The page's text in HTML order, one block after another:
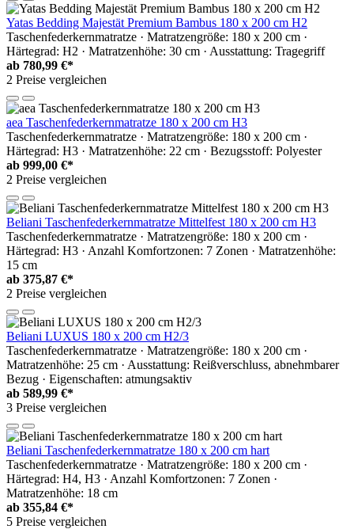
Yatas Bedding Majestät Premium Bambus 180 x 200 cm H2
Taschenfederkernmatratze · Matratzengröße: 180 x 200 cm ·
Härtegrad: H2 · Matratzenhöhe: 30 cm · Ausstattung: Tragegriff
ab 780,99 €*
2 Preise vergleichen
aea Taschenfederkernmatratze 180 x 200 cm H3
Taschenfederkernmatratze · Matratzengröße: 180 x 200 cm ·
Härtegrad: H3 · Matratzenhöhe: 22 cm · Bezugsstoff: Polyester
ab 999,00 €*
2 Preise vergleichen
Beliani Taschenfederkernmatratze Mittelfest 180 x 200 cm H3
Taschenfederkernmatratze · Matratzengröße: 180 x 200 cm ·
Härtegrad: H3 · Anzahl Komfortzonen: 7 Zonen · Matratzenhöhe:
15 cm
ab 375,87 €*
2 Preise vergleichen
Beliani LUXUS 180 x 200 cm H2/3
Taschenfederkernmatratze · Matratzengröße: 180 x 200 cm ·
Matratzenhöhe: 25 cm · Ausstattung: Reißverschluss, abnehmbarer
Bezug · Eigenschaften: atmungsaktiv
ab 589,99 €*
3 Preise vergleichen
Beliani Taschenfederkernmatratze 180 x 200 cm hart
Taschenfederkernmatratze · Matratzengröße: 180 x 200 cm ·
Härtegrad: H4, H3 · Anzahl Komfortzonen: 7 Zonen ·
Matratzenhöhe: 18 cm
ab 355,84 €*
5 Preise vergleichen